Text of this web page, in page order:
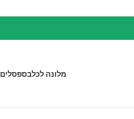
מלונה לכלבספסלים